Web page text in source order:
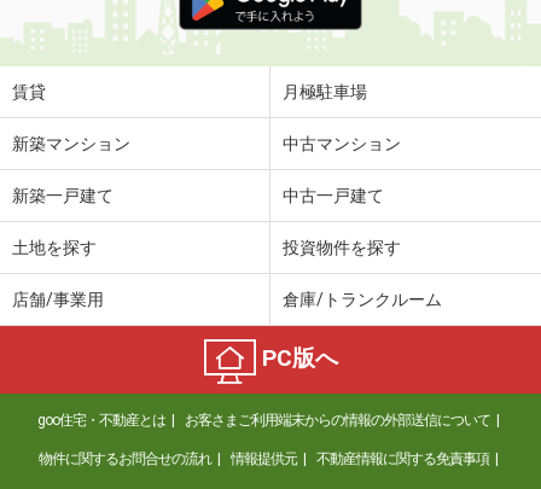
賃貸 月極駐車場
新築マンション 中古マンション
新築一戸建て 中古一戸建て
土地を探す 投資物件を探す
店舗/事業用 倉庫/トランクルーム
PC版へ
goo住宅・不動産とは お客さまご利用端末からの情報の外部送信について
物件に関するお問合せの流れ 情報提供元 不動産情報に関する免責事項